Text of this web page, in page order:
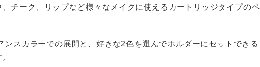
チーク、リップなど様々なメイクに使えるカートリッジタイプのペ
ンスカラーでの展開と、好きな2色を選んでホルダーにセットできる